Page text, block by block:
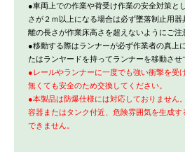
●車両上での作業や荷受け作業の安全対策と
さが２ｍ以上になる場合は必ず墜落制止用
離の長さが作業床高さを超えないようにご注
●移動する際はランナーが必ず作業者の真上
たはランヤードを持ってランナーを移動させ
●レールやランナーに一度でも強い衝撃を受
無くても安全のため交換してください。
●本製品は防爆仕様には対応しておりません
容器またはタンク付近、危険雰囲気を生成
できません。